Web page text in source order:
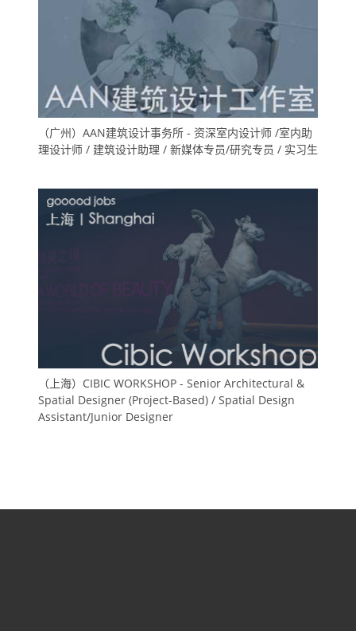
（广州）AAN建筑设计事务所 - 资深室内设计师 /室内助
理设计师 / 建筑设计助理 / 新媒体专员/研究专员 / 实习生
（上海）CIBIC WORKSHOP - Senior Architectural &
Spatial Designer (Project-Based) / Spatial Design
Assistant/Junior Designer